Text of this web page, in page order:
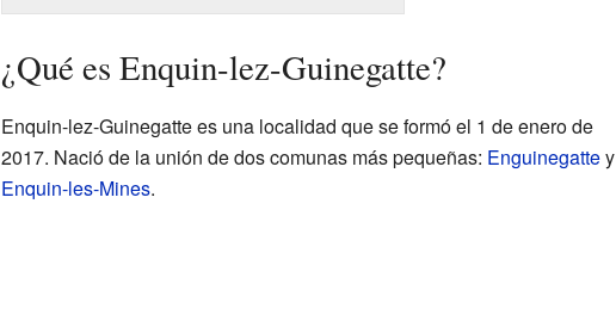
¿Qué es Enquin-lez-Guinegatte?
Enquin-lez-Guinegatte es una localidad que se formó el 1 de enero de
2017. Nació de la unión de dos comunas más pequeñas: Enguinegattey
Enquin-les-Mines.